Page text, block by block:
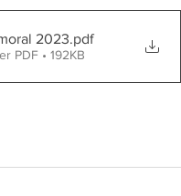
2023.pdf
PDF • 192KB